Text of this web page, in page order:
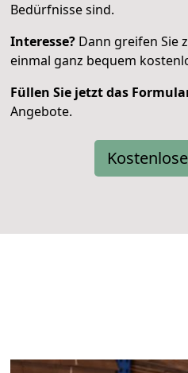
Bedürfnisse sind.
Interesse? Dann greifen Sie
einmal ganz bequem
Füllen Sie jetzt das
Angebote.